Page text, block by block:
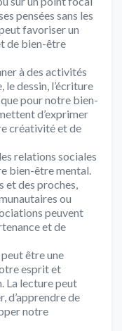
pensées sans les
favoriser un
de bien-être
à des activités
dessin, l’écriture
pour notre bien-
d’exprimer
créativité et de
relations sociales
bien-être mental.
et des proches,
ou
peuvent
et de
être une
esprit et
La lecture peut
d’apprendre de
notre